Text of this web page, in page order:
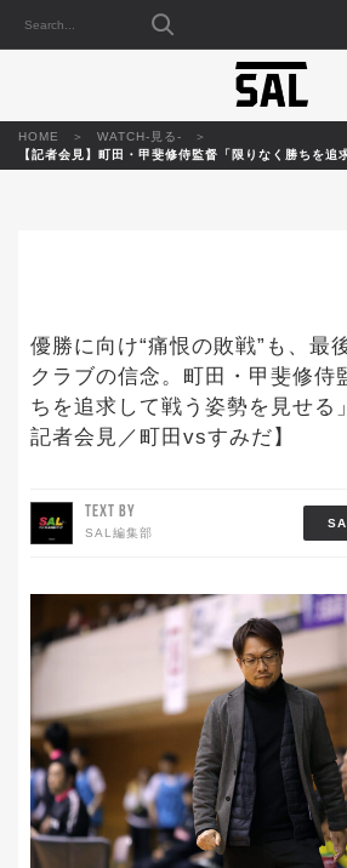
HOME
WATCH-見る-
【記者会見】町田・甲斐修侍監督「限りなく勝ちを追
優勝に向け“痛恨の敗戦”も、最
クラブの信念。町田・甲斐修侍
ちを追求して戦う姿勢を見せる
記者会見／町田vsすみだ】
TEXT BY
SAL編集部